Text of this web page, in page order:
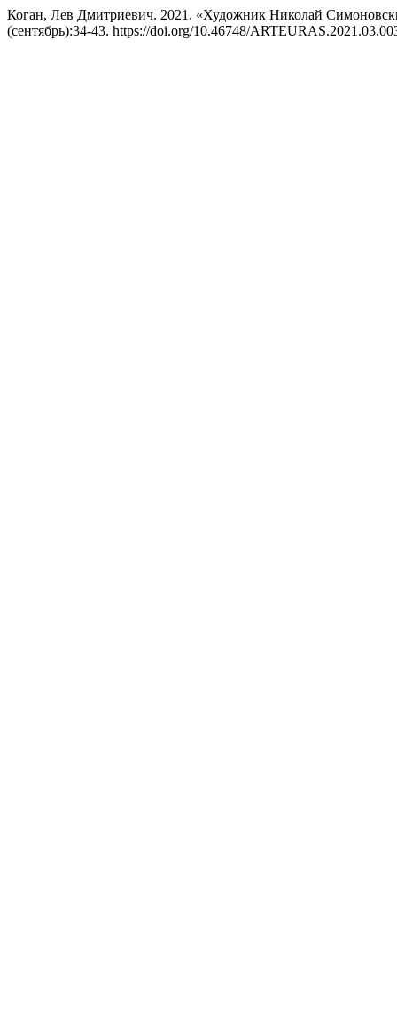
Коган, Лев Дмитриевич. 2021. «Художник Николай
(сентябрь):34-43. https://doi.org/10.46748/